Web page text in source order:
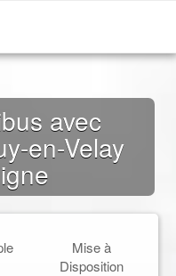
avec
en-Velay
Mise à
Disposition